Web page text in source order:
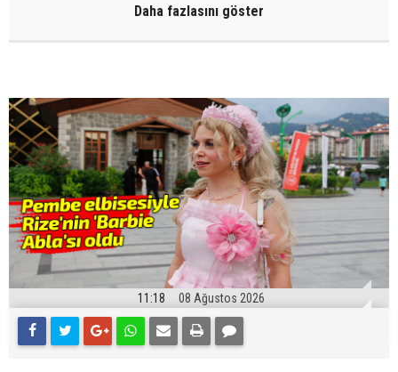
Daha fazlasını göster
11:18 08 Ağustos 2026